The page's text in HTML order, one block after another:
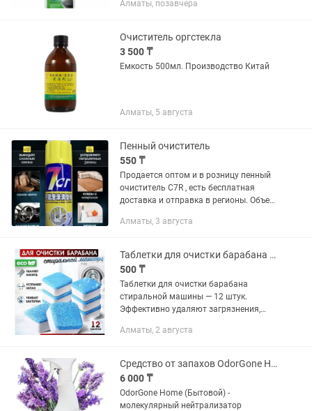
Алматы, позавчера
Очиститель оргстекла
3 500 ₸
Емкость 500мл. Производство Китай
Алматы, 5 августа
Пенный очиститель
550 ₸
Продается оптом и в розницу пенный
очиститель С7R , есть бесплатная
доставка и отправка в регионы. Объем
шт
Алматы, 3 августа
Таблетки для очистки барабана стиральной машины
500 ₸
Таблетки для очистки барабана
стиральной машины — 12 штук.
Эффективно удаляют загрязнения,
внутри стиральной машины.
свежесть...
Алматы, 2 августа
Средство от запахов OdorGone Home
6 000 ₸
OdorGone Home (Бытовой) -
молекулярный нейтрализатор